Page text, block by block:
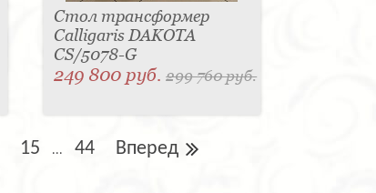
Стол трансформер
Calligaris DAKOTA
CS/5078-G
249 800 руб.299 760 руб.
15 ... 44 Вперед